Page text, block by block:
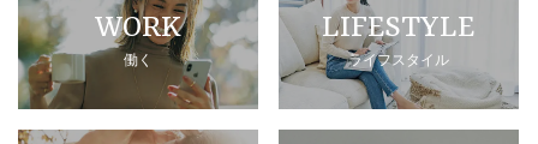
WORK
働く
LIFESTYLE
ライフスタイル